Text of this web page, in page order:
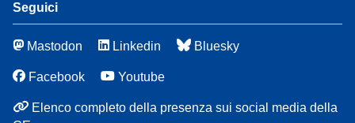
Seguici
Mastodon Linkedin Bluesky
Facebook Youtube
Elenco completo della presenza sui social media della